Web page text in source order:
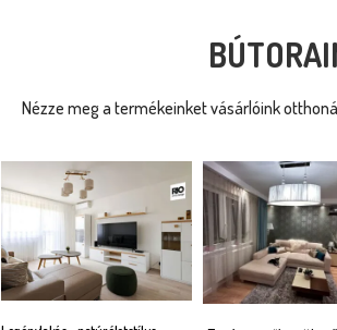
Nézze meg a termékeinket vásárlóink